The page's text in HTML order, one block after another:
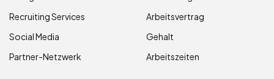
Recruiting Services
Social Media
Partner-Netzwerk
Arbeitsvertrag
Gehalt
Arbeitszeiten